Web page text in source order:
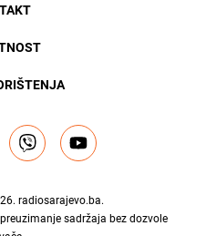
radiosarajevo.ba.
sadržaja bez dozvole